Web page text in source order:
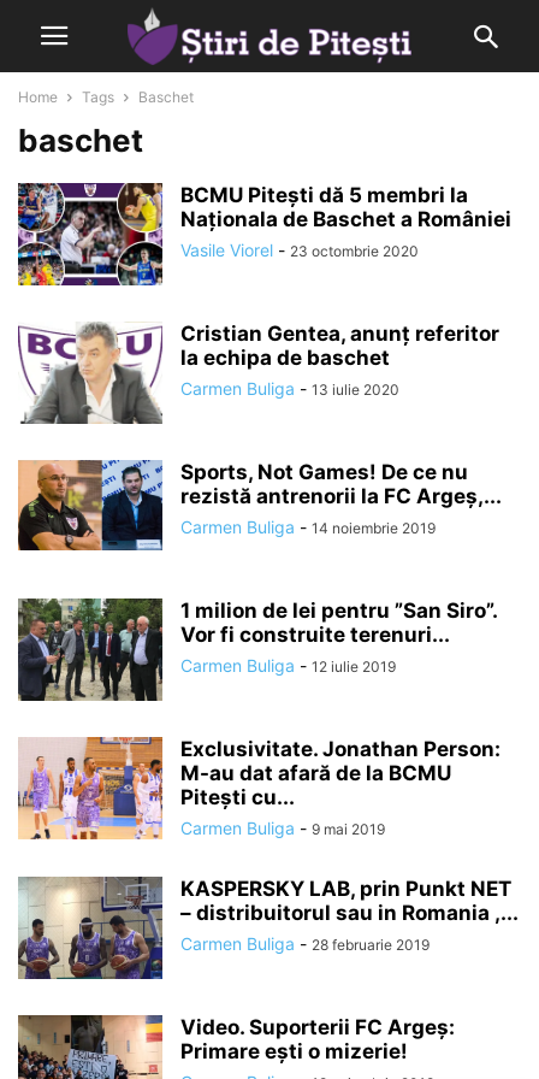
Home Tags Baschet
baschet
BCMU Pitești dă 5 membri la
Naționala de Baschet a României
Vasile Viorel - 23 octombrie 2020
Cristian Gentea, anunț referitor
la echipa de baschet
Carmen Buliga - 13 iulie 2020
Sports, Not Games! De ce nu
rezistă antrenorii la FC Argeș,...
Carmen Buliga - 14 noiembrie 2019
1 milion de lei pentru ”San Siro”.
Vor fi construite terenuri...
Carmen Buliga - 12 iulie 2019
Exclusivitate. Jonathan Person:
M-au dat afară de la BCMU
Pitești cu...
Carmen Buliga - 9 mai 2019
KASPERSKY LAB, prin Punkt NET
– distribuitorul sau in Romania ,...
Carmen Buliga - 28 februarie 2019
Video. Suporterii FC Argeș:
Primare ești o mizerie!